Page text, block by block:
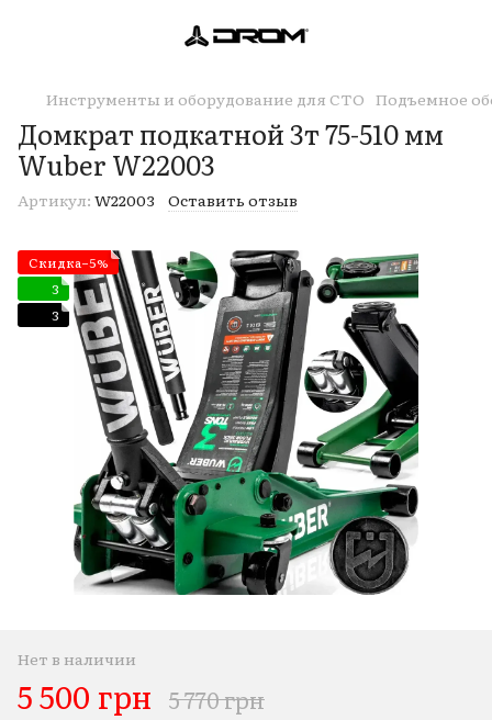
Инструменты и оборудование для СТО Подъемное
Домкрат подкатной 3т 75-510 мм
Wuber W22003
Артикул: W22003 Оставить отзыв
Скидка−5%
3
3
Нет в наличии
5 500 грн 5 770 грн